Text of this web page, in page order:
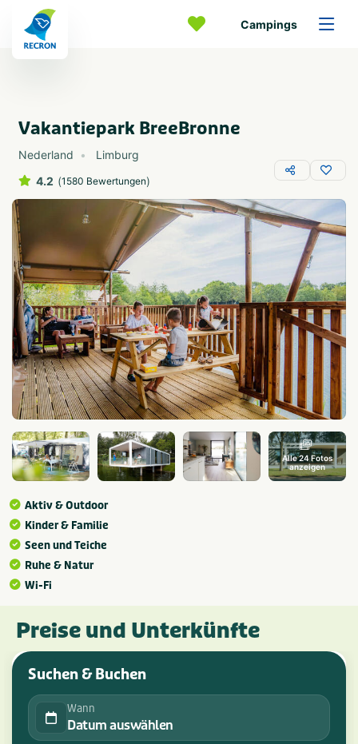
Campings
Vakantiepark BreeBronne
Nederland
Limburg
4.2 (1580 Bewertungen)
Alle 24 Fotos
anzeigen
Aktiv & Outdoor
Kinder & Familie
Seen und Teiche
Ruhe & Natur
Wi-Fi
Preise und Unterkünfte
Suchen & Buchen
Wann
Datum auswählen